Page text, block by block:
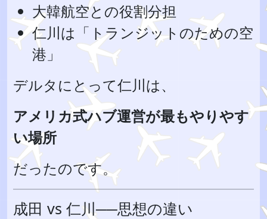
大韓航空との役割分担
仁川は「トランジットのための空
港」
デルタにとって仁川は、
アメリカ式ハブ運営が最もやりやす
い場所
だったのです。
成田 vs 仁川──思想の違い